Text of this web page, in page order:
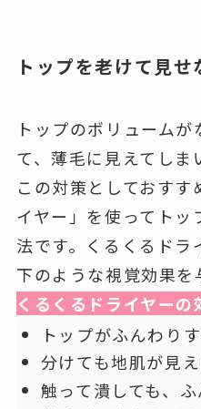
トップを老けて見せ
トップのボリューム
て、薄毛に見えてしま
この対策としておす
イヤー」を使ってト
法です。くるくるドラ
下のような視覚効果を
くるくるドライヤーの
トップがふんわり
分けても地肌が見
触って潰しても、